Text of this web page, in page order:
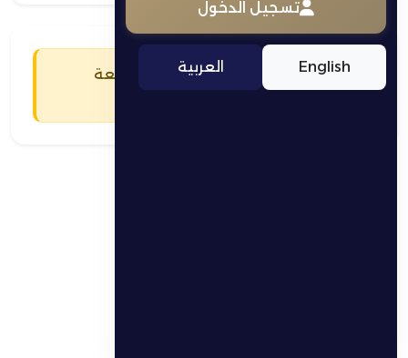
يجب عليك تسجيل الدخول للمتابعة
تسجيل الدخول
تسجيل الدخول
English العربية